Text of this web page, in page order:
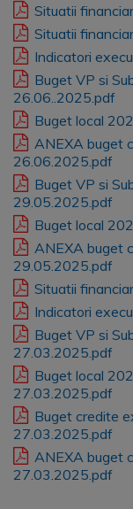
Situatii
Situatii
Indicatori
Buget VP si
26.06..2025.pdf
Buget local
ANEXA buget
26.06.2025.pdf
Buget VP si
29.05.2025.pdf
Buget local
ANEXA buget
29.05.2025.pdf
Situatii
Indicatori
Buget VP si
27.03.2025.pdf
Buget local
27.03.2025.pdf
Buget credite
27.03.2025.pdf
ANEXA buget
27.03.2025.pdf